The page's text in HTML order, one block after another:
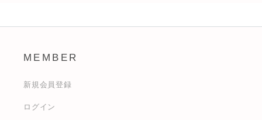
MEMBER
新規会員登録
ログイン